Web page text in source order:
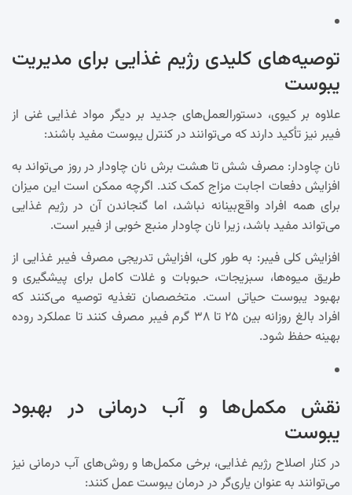
توصیه‌های کلیدی رژیم غذایی برای مدیریت
یبوست
علاوه بر کیوی، دستورالعمل‌های جدید بر دیگر مواد غذایی غنی از
فیبر نیز تأکید دارند که می‌توانند در کنترل یبوست مفید باشند:
نان چاودار: مصرف شش تا هشت برش نان چاودار در روز می‌تواند به
افزایش دفعات اجابت مزاج کمک کند. اگرچه ممکن است این میزان
برای همه افراد واقع‌بینانه نباشد، اما گنجاندن آن در رژیم غذایی
می‌تواند مفید باشد، زیرا نان چاودار منبع خوبی از فیبر است.
افزایش کلی فیبر: به طور کلی، افزایش تدریجی مصرف فیبر غذایی از
طریق میوه‌ها، سبزیجات، حبوبات و غلات کامل برای پیشگیری و
بهبود یبوست حیاتی است. متخصصان تغذیه توصیه می‌کنند که
افراد بالغ روزانه بین ۲۵ تا ۳۸ گرم فیبر مصرف کنند تا عملکرد روده
بهینه حفظ شود.
نقش مکمل‌ها و آب درمانی در بهبود
یبوست
در کنار اصلاح رژیم غذایی، برخی مکمل‌ها و روش‌های آب درمانی نیز
می‌توانند به عنوان یاری‌گر در درمان یبوست عمل کنند: